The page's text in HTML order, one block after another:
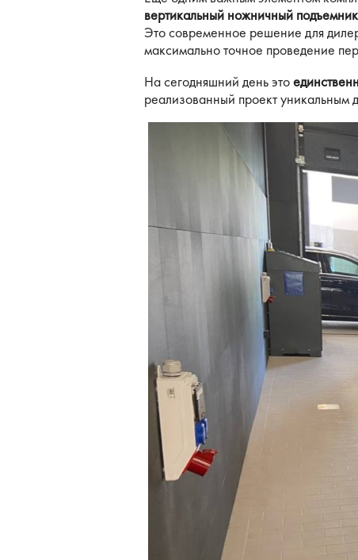
Электромобили
вертикальный ножничный
Это современное решение для
максимально точное проведение
На сегодняшний день это
реализованный проект уникальным